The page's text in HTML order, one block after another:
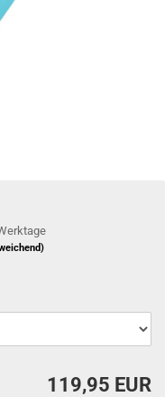
119,95 EUR